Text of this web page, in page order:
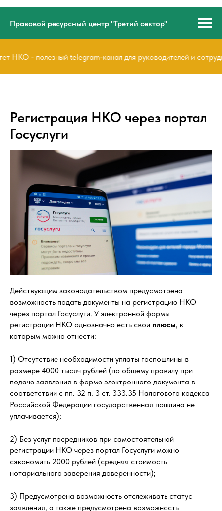
Правовой ресурсный центр "Третий сектор"
НКО - полезный telegram-канал для руководителей и
Регистрация НКО через портал
Госуслуги
Действующим законодательством предусмотрена
возможность подать документы на регистрацию НКО
через портал Госуслуги. У электронной формы
регистрации НКО однозначно есть свои плюсы, к
которым можно отнести:
1) Отсутствие необходимости уплаты госпошлины в
размере 4000 тысяч рублей (по общему правилу при
подаче заявления в форме электронного документа в
соответствии с пп. 32 п. 3 ст. 333.35 Налогового кодекса
Российской Федерации государственная пошлина не
уплачивается);
2) Без услуг посредников при самостоятельной
регистрации НКО через портал Госуслуги можно
сэкономить 2000 рублей (средняя стоимость
нотариального заверения доверенности);
3) Предусмотрена возможность отслеживать статус
заявления, а также предусмотрена возможность